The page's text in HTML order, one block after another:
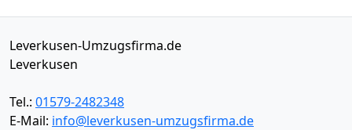
Leverkusen-Umzugsfirma.de
Leverkusen
Tel.: 01579-2482348
E-Mail: info@leverkusen-umzugsfirma.de